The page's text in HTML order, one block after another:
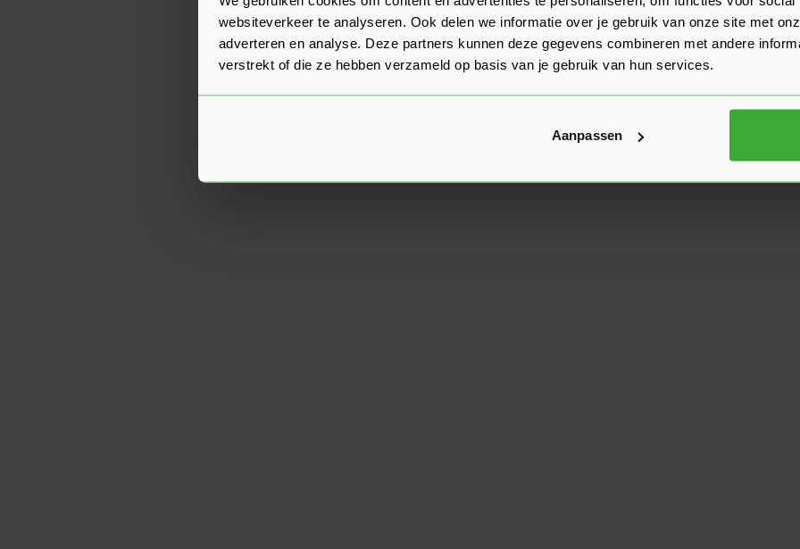
websiteverkeer te analyseren. Ook delen we informatie over je gebruik van onze site met
adverteren en analyse. Deze partners kunnen deze gegevens combineren met andere
verstrekt of die ze hebben verzameld op basis van je gebruik van hun services.
Aanpassen